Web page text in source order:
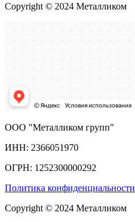
Copyright © 2024 Металликом
ООО "Металликом групп"
ИНН: 2366051970
ОГРН: 1252300000292
Политика конфиденциальности
Copyright © 2024 Металликом